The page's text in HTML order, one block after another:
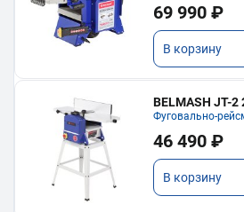
69 990 ₽
В корзину
BELMASH JT-2
Фуговально-
46 490 ₽
В корзину